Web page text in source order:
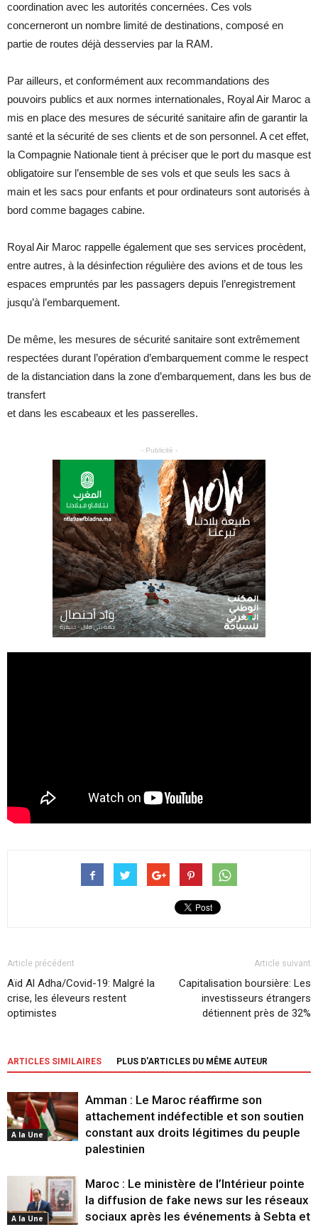
coordination avec les autorités concernées. Ces vols
concerneront un nombre limité de destinations, composé en
partie de routes déjà desservies par la RAM.
Par ailleurs, et conformément aux recommandations des
pouvoirs publics et aux normes internationales, Royal Air Maroc a
mis en place des mesures de sécurité sanitaire afin de garantir la
santé et la sécurité de ses clients et de son personnel. A cet effet,
la Compagnie Nationale tient à préciser que le port du masque est
obligatoire sur l’ensemble de ses vols et que seuls les sacs à
main et les sacs pour enfants et pour ordinateurs sont autorisés à
bord comme bagages cabine.
Royal Air Maroc rappelle également que ses services procèdent,
entre autres, à la désinfection régulière des avions et de tous les
espaces empruntés par les passagers depuis l’enregistrement
jusqu’à l’embarquement.
De même, les mesures de sécurité sanitaire sont extrêmement
respectées durant l’opération d’embarquement comme le respect
de la distanciation dans la zone d’embarquement, dans les bus de
transfert
et dans les escabeaux et les passerelles.
- Publicité -
Article précédent
Aïd Al Adha/Covid-19: Malgré la
crise, les éleveurs restent
optimistes
Article suivant
Capitalisation boursière: Les
investisseurs étrangers
détiennent près de 32%
ARTICLES SIMILAIRES PLUS D'ARTICLES DU MÊME AUTEUR
A la Une
Amman : Le Maroc réaffirme son
attachement indéfectible et son soutien
constant aux droits légitimes du peuple
palestinien
A la Une
Maroc : Le ministère de l’Intérieur pointe
la diffusion de fake news sur les réseaux
sociaux après les événements à Sebta et